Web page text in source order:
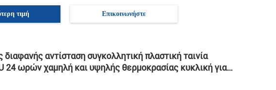
τιμή Επικοινωνήστε
αντίσταση συγκολλητική πλαστική ταινία
24 ωρών χαμηλή και υψηλής θερμοκρασίας κυκλική για